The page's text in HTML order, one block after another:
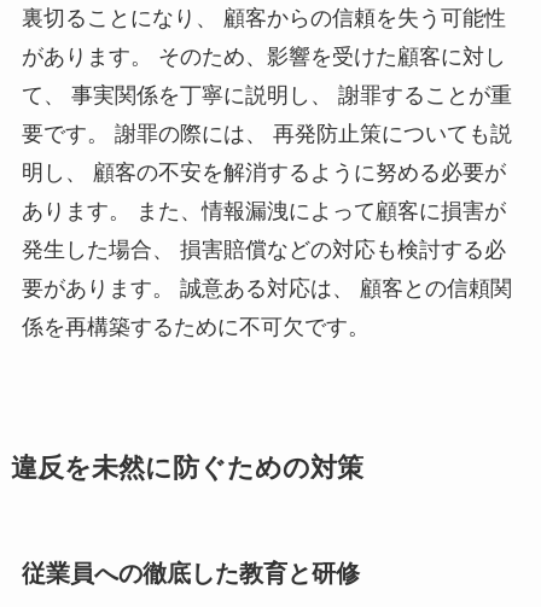
裏切ることになり、 顧客からの信頼を失う可能性
があります。 そのため、影響を受けた顧客に対し
て、 事実関係を丁寧に説明し、 謝罪することが重
要です。 謝罪の際には、 再発防止策についても説
明し、 顧客の不安を解消するように努める必要が
あります。 また、情報漏洩によって顧客に損害が
発生した場合、 損害賠償などの対応も検討する必
要があります。 誠意ある対応は、 顧客との信頼関
係を再構築するために不可欠です。
違反を未然に防ぐための対策
従業員への徹底した教育と研修